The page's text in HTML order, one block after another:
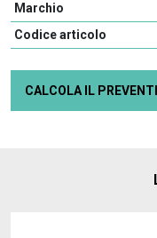
Marchio
Codice articolo
CALCOLA IL